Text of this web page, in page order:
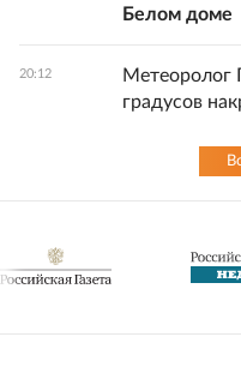
Белом доме
20:12
градусов